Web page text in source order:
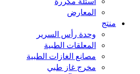
المعارض
منتج
وحدة رأس السرير
المعلقات الطبية
مصانع الغازات الطبية
مخرج غاز طبي